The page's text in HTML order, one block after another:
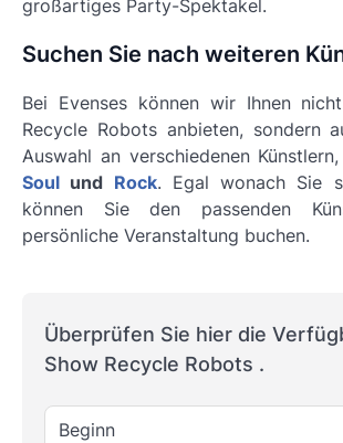
großartiges Party-Spektakel.
Suchen Sie nach weiteren
Bei Evenses können wir Ihnen
Recycle Robots anbieten, sondern
Auswahl an verschiedenen
Soul und Rock. Egal wonach Sie
können Sie den passenden
persönliche Veranstaltung buchen.
Überprüfen Sie hier die
Show Recycle Robots .
Beginn